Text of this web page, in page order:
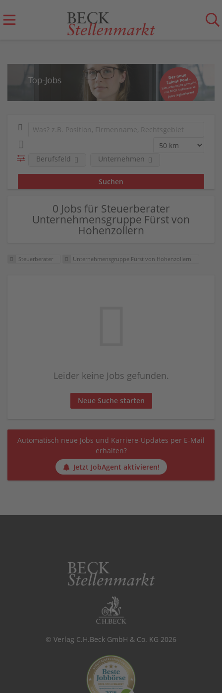
Berufsfeld Unternehmen
0 Jobs für Steuerberater
Unternehmensgruppe Fürst von
Hohenzollern
Steuerberater Unternehmensgruppe Fürst von Hohenzollern
Leider keine Jobs gefunden.
Neue Suche starten
Automatisch neue Jobs und Karriere-Updates per E-Mail
erhalten?
Jetzt JobAgent aktivieren!
© Verlag C.H.Beck GmbH & Co. KG 2026